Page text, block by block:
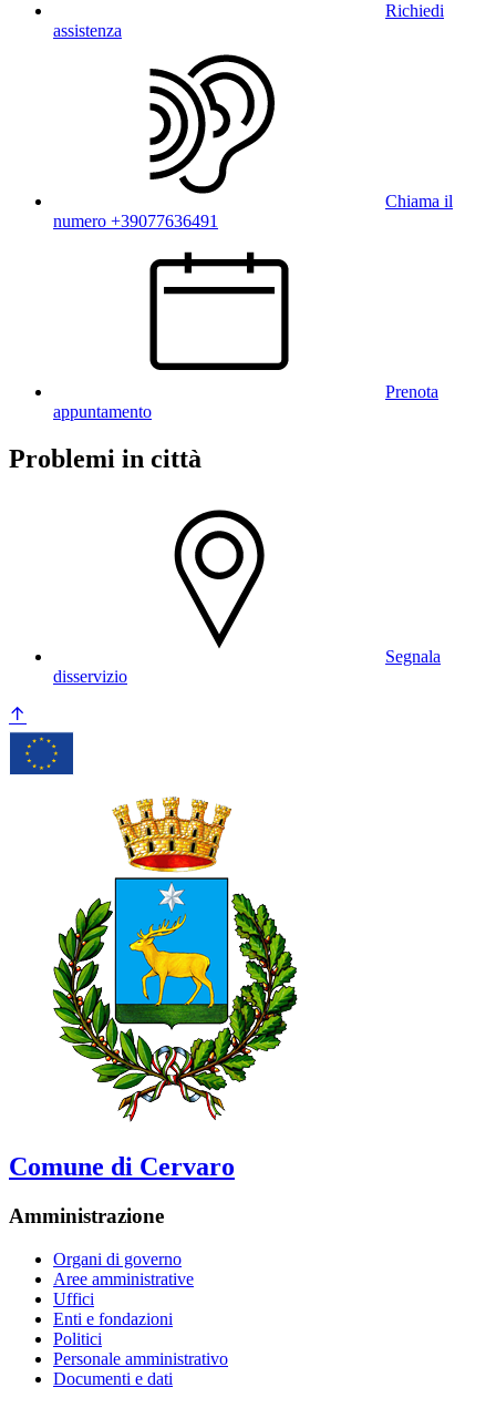
Richiedi
assistenza
Chiama il
numero +39077636491
Prenota
appuntamento
Problemi in città
Segnala
disservizio
Comune di Cervaro
Amministrazione
Organi di governo
Aree amministrative
Uffici
Enti e fondazioni
Politici
Personale amministrativo
Documenti e dati